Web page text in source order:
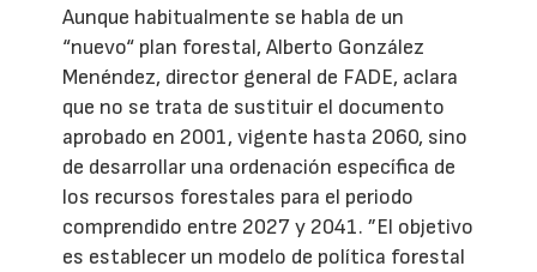
Aunque habitualmente se habla de un
“nuevo“ plan forestal, Alberto González
Menéndez, director general de FADE, aclara
que no se trata de sustituir el documento
aprobado en 2001, vigente hasta 2060, sino
de desarrollar una ordenación específica de
los recursos forestales para el periodo
comprendido entre 2027 y 2041. ”El objetivo
es establecer un modelo de política forestal